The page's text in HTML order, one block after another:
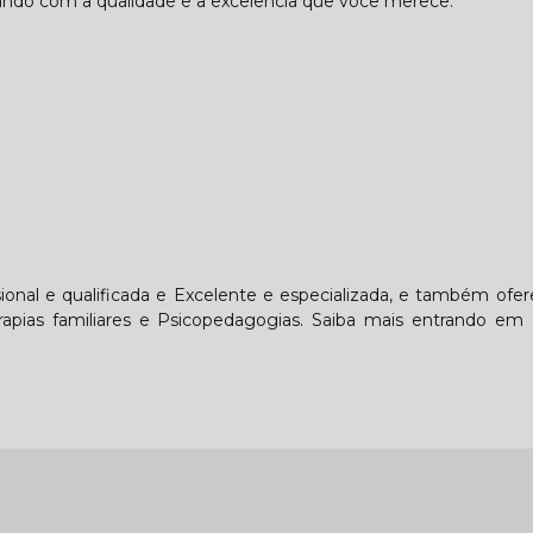
e qualificada e Excelente e especializada, e também
familiares e Psicopedagogias. Saiba mais entrando em